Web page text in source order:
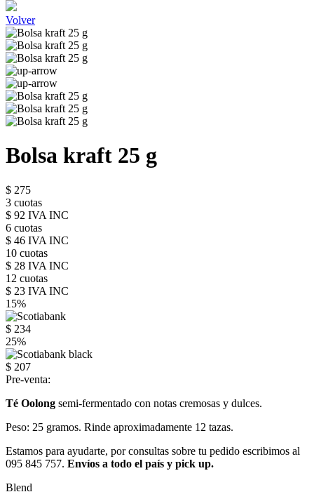
Volver
Bolsa kraft 25 g
$ 275
3 cuotas
$ 92 IVA INC
6 cuotas
$ 46 IVA INC
10 cuotas
$ 28 IVA INC
12 cuotas
$ 23 IVA INC
15%
$ 234
25%
$ 207
Pre-venta:
Té Oolong semi-fermentado con notas cremosas y dulces.
Peso: 25 gramos. Rinde aproximadamente 12 tazas.
Estamos para ayudarte, por consultas sobre tu pedido escribimos al
095 845 757. Envíos a todo el país y pick up.
Blend